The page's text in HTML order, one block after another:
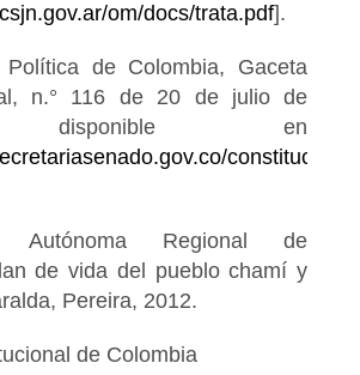
om/docs/trata.pdf].
Política de Colombia, Gaceta
n.° 116 de 20 de julio de
disponible en
constitucion-
Autónoma Regional de
de vida del pueblo chamí y
Pereira, 2012.
de Colombia